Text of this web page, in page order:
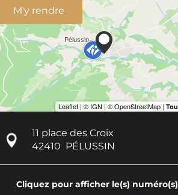
M'y rendre
11 place des Croix
42410 PÉLUSSIN
Cliquez pour afficher le(s) numéro(s)